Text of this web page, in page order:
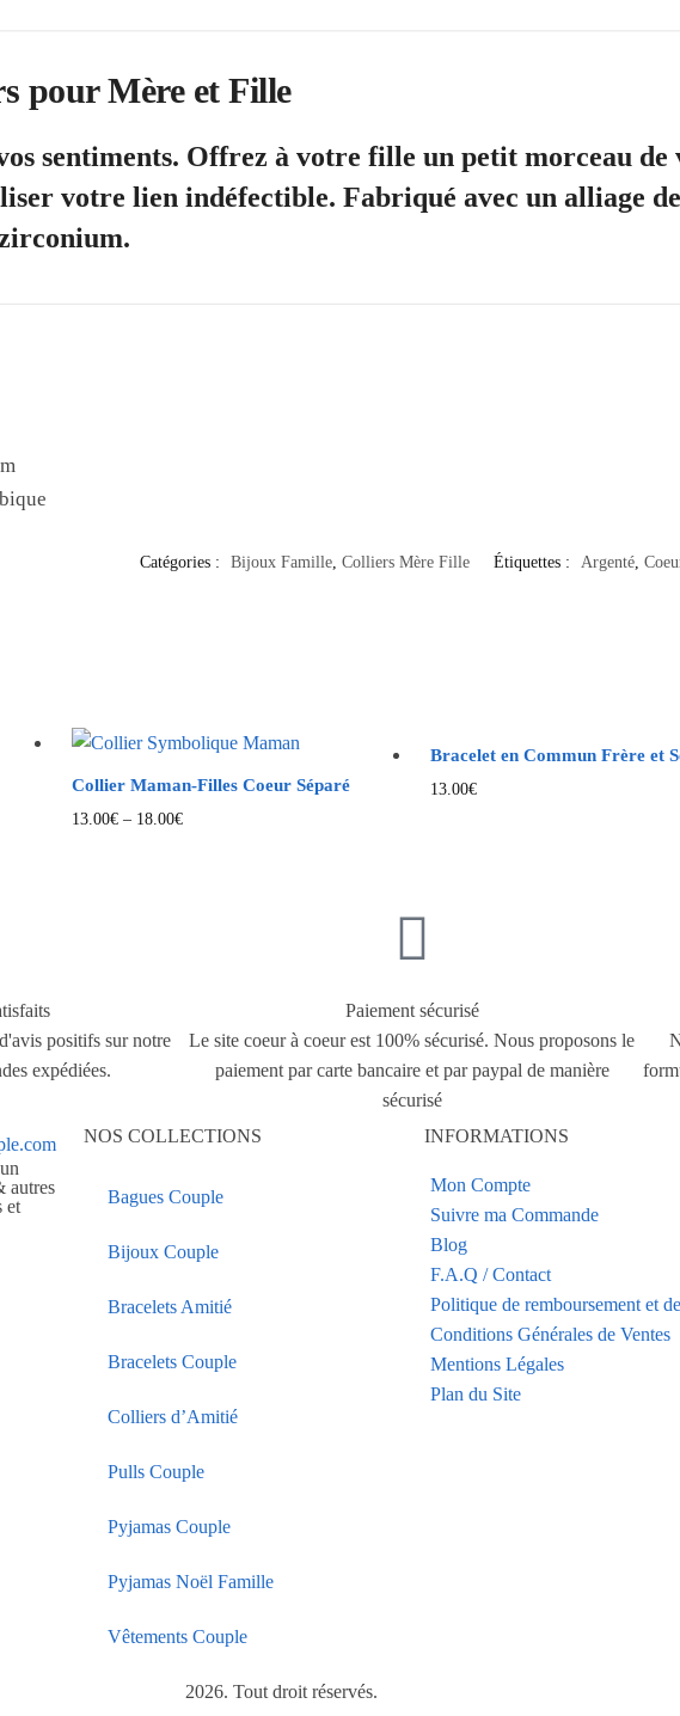
pour Mère et Fille
sentiments. Offrez à votre fille un petit morceau
votre lien indéfectible. Fabriqué avec un alliage
Catégories : Bijoux Famille Colliers Mère Fille Étiquettes : Argenté
Collier Maman-Filles Coeur Séparé
13.00€ – 18.00€
Bracelet en Commun Frère et
13.00€
positifs sur notre
expédiées.
Paiement sécurisé
Le site coeur à coeur est 100% sécurisé. Nous proposons le
paiement par carte bancaire et par paypal de manière
sécurisé
autres
et
NOS COLLECTIONS
Bagues Couple
Bijoux Couple
Bracelets Amitié
Bracelets Couple
Colliers d’Amitié
Pulls Couple
Pyjamas Couple
Pyjamas Noël Famille
Vêtements Couple
INFORMATIONS
Mon Compte
Suivre ma Commande
Blog
F.A.Q / Contact
Politique de remboursement et
Conditions Générales de Ventes
Mentions Légales
Plan du Site
2026. Tout droit réservés.